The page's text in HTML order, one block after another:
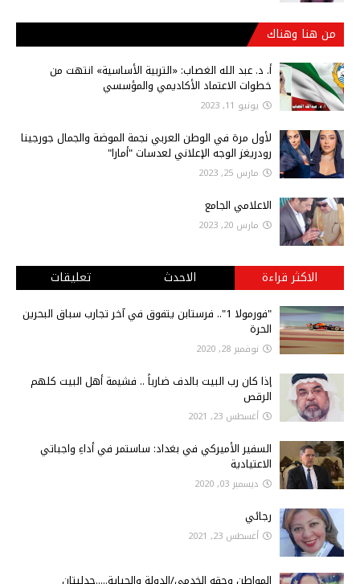
من هنا وهناك
أ‌. د. عبد الله الغصاب: «التربية الأساسية» انتهت من
خطوات الاعتماد الأكاديمي والمؤسسي
يونيو 11, 2023
لأول مرة في الوطن العربي نجمة الموضة والجمال جورجينا
رودريغز الوجه الإعلاني لعدسات "أمارا"
مارس 25, 2023
الاعلامي الجامع
مارس 20, 2023
الاكثر قراءة الاحدث تعليقات
"فورمولا 1".. فرستابن يتفوق في آخر تجارب سباق البحرين
الحرة
نوفمبر 28, 2020
إذا كان رب البيت بالدف ضارباً .. فشيمة أهل البيت كلهم
الرقص
أغسطس 23, 2021
السفير الأميركي في بغداد: ساستمر في أداءِ واجباتي
الاعتيادية
ديسمبر 03, 2020
رجائي
أغسطس 23, 2021